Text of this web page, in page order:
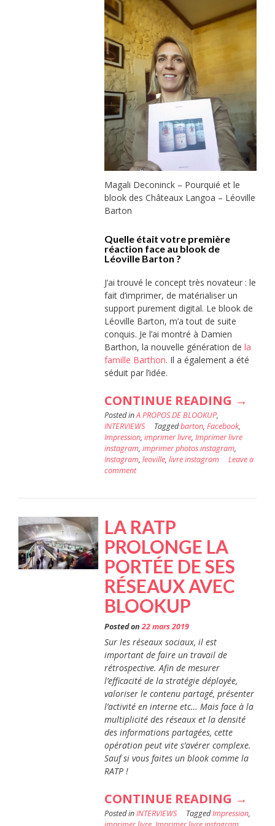
Magali Deconinck – Pourquié et le
blook des Châteaux Langoa – Léoville
Barton
Quelle était votre première
réaction face au blook de
Léoville Barton ?
J’ai trouvé le concept très novateur : le
fait d’imprimer, de matérialiser un
support purement digital. Le blook de
Léoville Barton, m’a tout de suite
conquis. Je l’ai montré à Damien
Barthon, la nouvelle génération de la
famille Barthon. Il a également a été
séduit par l’idée.
CONTINUE READING « 3
À
:
–
→
Posted inA PROPOS DE BLOOKUP,
INTERVIEWS
Taggedbarton, Facebook,
Impression, imprimer livre, Imprimer livre
instagram, imprimer photos instagram,
Instagram, leoville, livre instagram
Leave a
comment
LA RATP
PROLONGE LA
PORTÉE DE SES
RÉSEAUX AVEC
BLOOKUP
Posted on22 mars 2019
Sur les réseaux sociaux, il est
important de faire un travail de
rétrospective. Afin de mesurer
l’efficacité de la stratégie déployée,
valoriser le contenu partagé, présenter
l’activité en interne etc… Mais face à la
multiplicité des réseaux et la densité
des informations partagées, cette
opération peut vite s’avérer complexe.
Sauf si vous faites un blook comme la
RATP !
CONTINUE READING « LA
RATP
→
Posted inINTERVIEWS TaggedImpression,